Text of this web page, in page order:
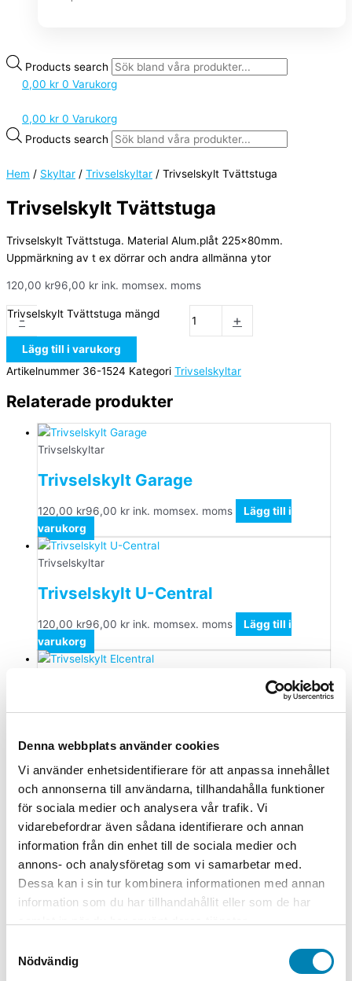
Denna webbplats använder cookies
Vi använder enhetsidentifierare för att anpassa innehållet
och annonserna till användarna, tillhandahålla funktioner
för sociala medier och analysera vår trafik. Vi
vidarebefordrar även sådana identifierare och annan
information från din enhet till de sociala medier och
annons- och analysföretag som vi samarbetar med.
Dessa kan i sin tur kombinera informationen med annan
information som du har tillhandahållit eller som de har
Nödvändig
Products search
0,00 kr 0 Varukorg
0,00 kr 0 Varukorg
Products search
Hem / Skyltar / Trivselskyltar / Trivselskylt Tvättstuga
Trivselskylt Tvättstuga
Trivselskylt Tvättstuga. Material Alum.plåt 225x80mm.
Uppmärkning av t ex dörrar och andra allmänna ytor
120,00 kr96,00 kr ink. momsex. moms
-
Trivselskylt Tvättstuga mängd +
Lägg till i varukorg
Artikelnummer 36-1524 Kategori Trivselskyltar
Relaterade produkter
Trivselskyltar
Trivselskylt Garage
120,00 kr96,00 kr ink. momsex. moms
Lägg till i
varukorg
Trivselskyltar
Trivselskylt U-Central
120,00 kr96,00 kr ink. momsex. moms
Lägg till i
varukorg
Trivselskyltar
Trivselskylt Barnvagn och rullstol
120,00kr96,00kr ink. momsex. moms
Lägg till i
varukorg